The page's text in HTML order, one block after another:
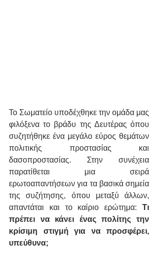
Το Σωματείο υποδέχθηκε την ομάδα μας
φιλόξενα το βράδυ της Δευτέρας όπου
συζητήθηκε ένα μεγάλο εύρος θεμάτων
πολιτικής προστασίας και
δασοπροστασίας. Στην συνέχεια
παρατίθεται μια σειρά
ερωτοαπαντήσεων για τα βασικά σημεία
της συζήτησης, όπου μεταξύ άλλων,
απαντάται και το καίριο ερώτημα: Τι
πρέπει να κάνει ένας πολίτης την
κρίσιμη στιγμή για να προσφέρει,
υπεύθυνα;